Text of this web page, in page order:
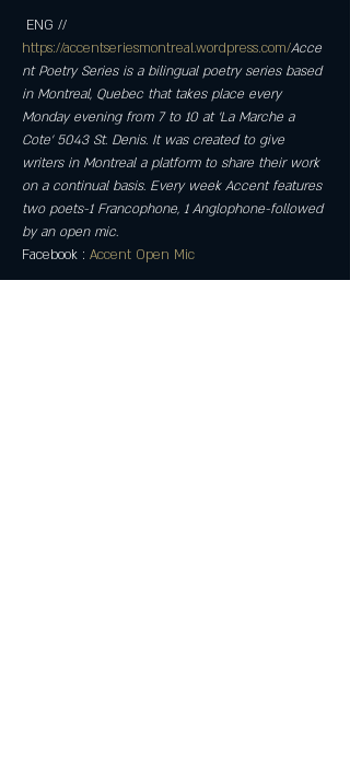
https://accentseriesmontreal.wordpress.com/Acce
nt Poetry Series is a bilingual poetry series based
in Montreal, Quebec that takes place every
Monday evening from 7 to 10 at 'La Marche a
Cote' 5043 St. Denis. It was created to give
writers in Montreal a platform to share their work
on a continual basis. Every week Accent features
two poets-1 Francophone, 1 Anglophone-followed
by an open mic.
Facebook : Accent Open Mic